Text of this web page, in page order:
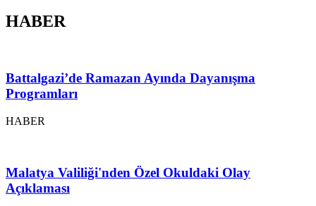
HABER
Battalgazi’de Ramazan Ayında Dayanışma
Programları
HABER
Malatya Valiliği'nden Özel Okuldaki Olay
Açıklaması